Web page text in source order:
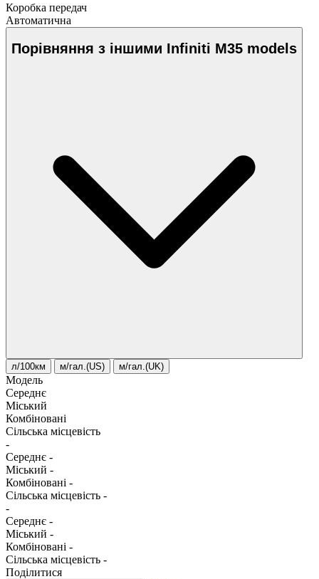
Коробка передач
Автоматична
Порівняння з іншими Infiniti M35 models
л/100км м/гал.(US) м/гал.(UK)
Модель
Середнє
Міський
Комбіновані
Сільська місцевість
-
Середнє -
Міський -
Комбіновані -
Сільська місцевість -
-
Середнє -
Міський -
Комбіновані -
Сільська місцевість -
Поділитися